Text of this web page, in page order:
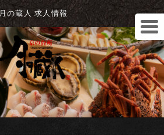
月の蔵人 求人情報